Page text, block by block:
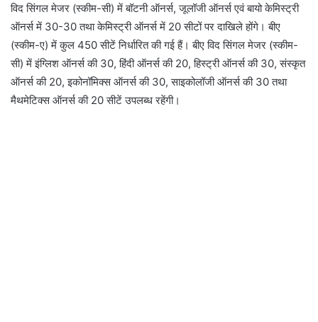
विद सिंगल मेजर (स्कीम-सी) में बॉटनी ऑनर्स, जूलॉजी ऑनर्स एवं बायो केमिस्ट्री
ऑनर्स में 30-30 तथा केमिस्ट्री ऑनर्स में 20 सीटों पर दाखिले होंगे। बीए
(स्कीम-ए) में कुल 450 सीटें निर्धारित की गई हैं। बीए विद सिंगल मेजर (स्कीम-
सी) में इंग्लिश ऑनर्स की 30, हिंदी ऑनर्स की 20, हिस्ट्री ऑनर्स की 30, संस्कृत
ऑनर्स की 20, इकोनॉमिक्स ऑनर्स की 30, साइकोलॉजी ऑनर्स की 30 तथा
मैथमेटिक्स ऑनर्स की 20 सीटें उपलब्ध रहेंगी।